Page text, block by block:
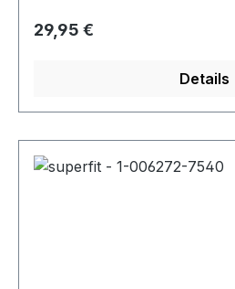
Regulärer Preis:
29,95 €
Details